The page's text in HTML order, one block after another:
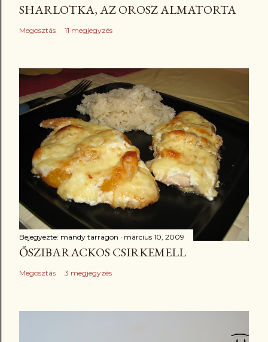
SHARLOTKA, AZ OROSZ ALMATORTA
Megosztás 11 megjegyzés
Bejegyezte: mandy tarragon március 10, 2009
ŐSZIBARACKOS CSIRKEMELL
Megosztás 3 megjegyzés